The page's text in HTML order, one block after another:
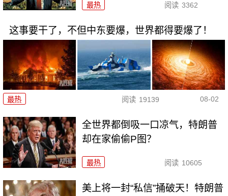
最热 阅读 3362
这事要干了，不但中东要爆，世界都得要爆了！
最热 阅读 19139 08-02
全世界都倒吸一口凉气，特朗普
却在家偷偷P图？
最热 阅读 10605
美上将一封“私信”捅破天！特朗普